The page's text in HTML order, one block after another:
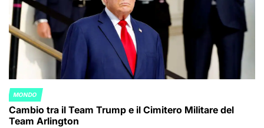
POSTED
IN
MONDO
Cambio tra il Team Trump e il Cimitero Militare del
Team Arlington